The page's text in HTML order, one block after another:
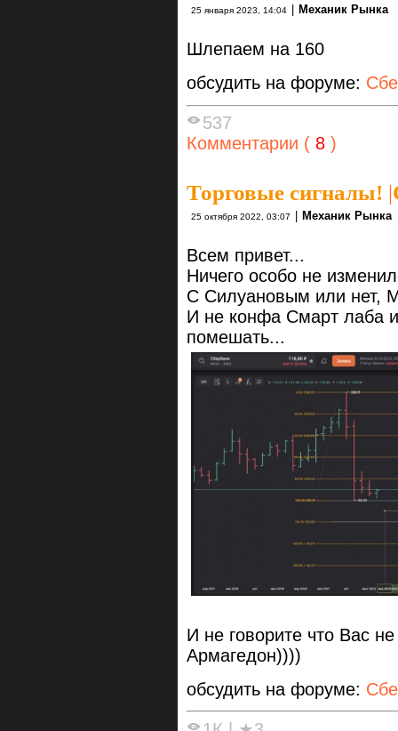
25 января 2023, 14:04 Механик Рынка
Шлепаем на 160
обсудить на форуме:
537
Комментарии ( 8 )
Торговые сигналы! |
25 октября 2022, 03:07 | Механик Рынка
Всем привет...
Ничего особо не
С Силуановым или нет,
И не конфа Смарт лаба
помешать...
И не говорите что Вас
Армагедон))))
обсудить на форуме: